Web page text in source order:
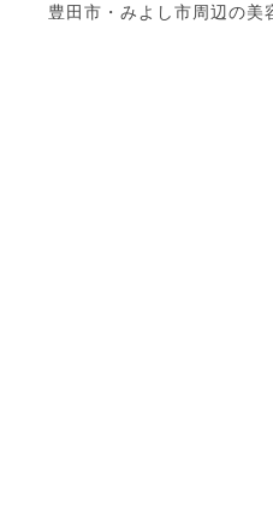
豊田市・みよし市周辺の